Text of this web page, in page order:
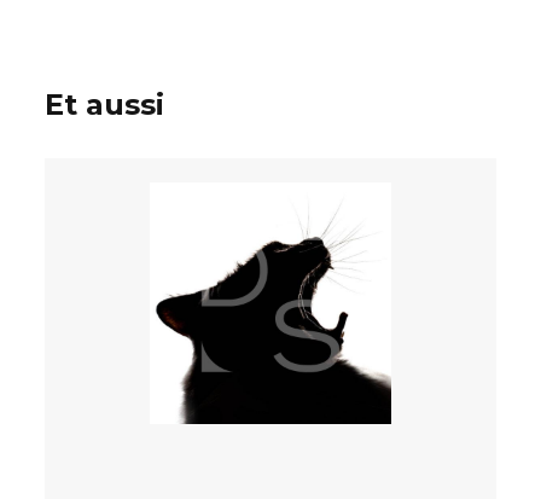
Et aussi